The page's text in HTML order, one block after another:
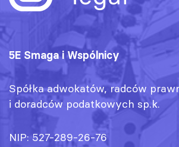
5E Smaga i Wspólnicy
Spółka adwokatów, radców
i doradców podatkowych sp.k.
NIP: 527-289-26-76